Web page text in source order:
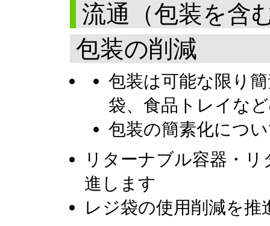
流通（包装を含
包装の削減
包装は可能な限り
袋、食品トレイな
包装の簡素化につ
リターナブル容器・
進します
レジ袋の使用削減を推